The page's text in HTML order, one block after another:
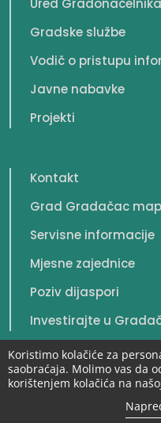
Ured Gradonačelnika
Gradske službe
Vodič o pristupu
Javne nabavke
Projekti
Kontakt
Grad Gradačac
Servisne informacije
Mjesne zajednice
Poziv dijaspori
Investirajte u
© 2026. Grad Gradačac.
Koristimo kolačiće za
saobraćaja. Molimo vas da
korištenjem kolačića na